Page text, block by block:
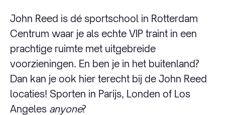
John Reed is dé sportschool in Rotterdam
Centrum waar je als echte VIP traint in een
prachtige ruimte met uitgebreide
voorzieningen. En ben je in het buitenland?
Dan kan je ook hier terecht bij de John Reed
locaties! Sporten in Parijs, Londen of Los
Angeles anyone?